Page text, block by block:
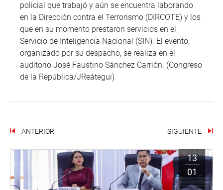
policial que trabajó y aún se encuentra laborando
en la Dirección contra el Terrorismo (DIRCOTE) y los
que en su momento prestaron servicios en el
Servicio de Inteligencia Nacional (SIN). El evento,
organizado por su despacho, se realiza en el
auditorio José Faustino Sánchez Carrión. (Congreso
de la República/JReátegui)
ANTERIOR SIGUIENTE
13
01